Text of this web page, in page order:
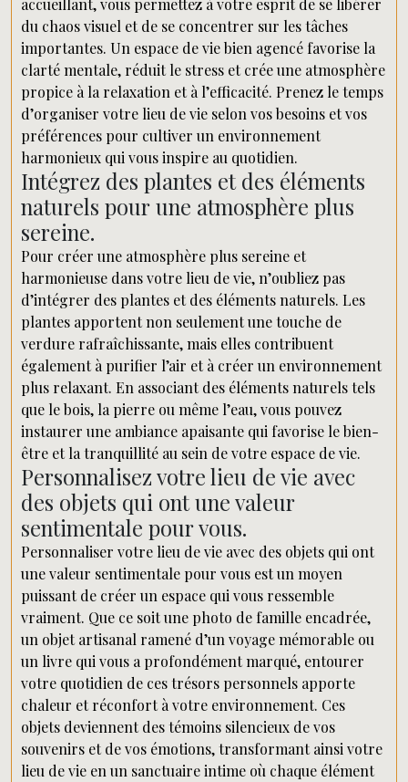
accueillant, vous permettez à votre esprit de se libérer
du chaos visuel et de se concentrer sur les tâches
importantes. Un espace de vie bien agencé favorise la
clarté mentale, réduit le stress et crée une atmosphère
propice à la relaxation et à l’efficacité. Prenez le temps
d’organiser votre lieu de vie selon vos besoins et vos
préférences pour cultiver un environnement
harmonieux qui vous inspire au quotidien.
Intégrez des plantes et des éléments
naturels pour une atmosphère plus
sereine.
Pour créer une atmosphère plus sereine et
harmonieuse dans votre lieu de vie, n’oubliez pas
d’intégrer des plantes et des éléments naturels. Les
plantes apportent non seulement une touche de
verdure rafraîchissante, mais elles contribuent
également à purifier l’air et à créer un environnement
plus relaxant. En associant des éléments naturels tels
que le bois, la pierre ou même l’eau, vous pouvez
instaurer une ambiance apaisante qui favorise le bien-
être et la tranquillité au sein de votre espace de vie.
Personnalisez votre lieu de vie avec
des objets qui ont une valeur
sentimentale pour vous.
Personnaliser votre lieu de vie avec des objets qui ont
une valeur sentimentale pour vous est un moyen
puissant de créer un espace qui vous ressemble
vraiment. Que ce soit une photo de famille encadrée,
un objet artisanal ramené d’un voyage mémorable ou
un livre qui vous a profondément marqué, entourer
votre quotidien de ces trésors personnels apporte
chaleur et réconfort à votre environnement. Ces
objets deviennent des témoins silencieux de vos
souvenirs et de vos émotions, transformant ainsi votre
lieu de vie en un sanctuaire intime où chaque élément